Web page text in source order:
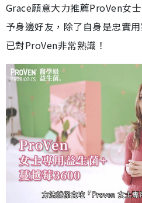
Grace願意大力推薦ProVen女
予身邊好友，除了自身是忠實
已對ProVen非常熟識！